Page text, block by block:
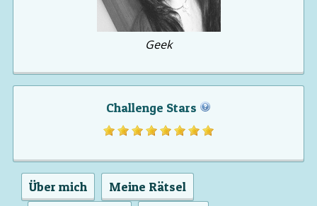
Geek
Challenge Stars
Über mich
Meine Rätsel